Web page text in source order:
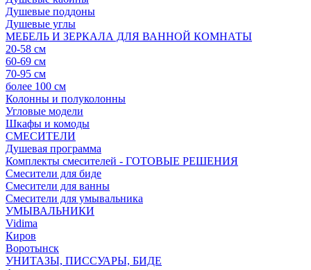
Душевые поддоны
Душевые углы
МЕБЕЛЬ И ЗЕРКАЛА ДЛЯ ВАННОЙ КОМНАТЫ
20-58 см
60-69 см
70-95 см
более 100 см
Колонны и полуколонны
Угловые модели
Шкафы и комоды
СМЕСИТЕЛИ
Душевая программа
Комплекты смесителей - ГОТОВЫЕ РЕШЕНИЯ
Смесители для биде
Смесители для ванны
Смесители для умывальника
УМЫВАЛЬНИКИ
Vidima
Киров
Воротынск
УНИТАЗЫ, ПИССУАРЫ, БИДЕ